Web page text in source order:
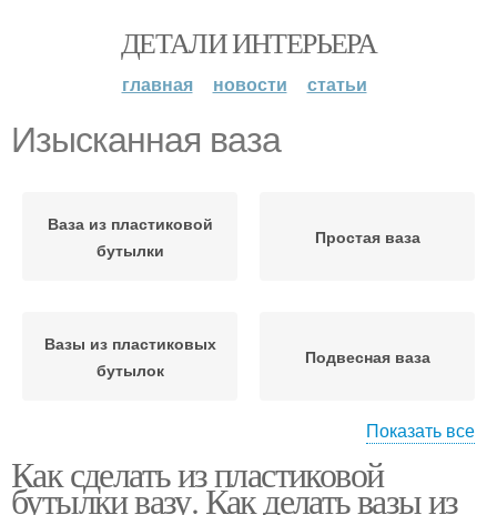
ДЕТАЛИ ИНТЕРЬЕРА
главная новости статьи
Изысканная ваза
Ваза из пластиковой
бутылки
Простая ваза
Вазы из пластиковых
бутылок
Подвесная ваза
Ваза в технике Ваза для сада
Показать все
Как сделать из пластиковой
бутылки вазу. Как делать вазы из